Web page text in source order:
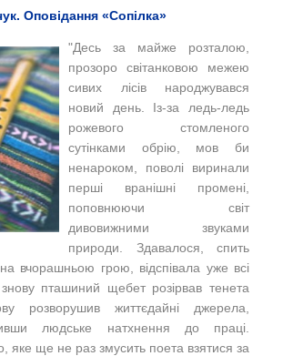
Оповідання «Сопілка»
"Десь за майже розталою,
прозоро світанковою межею
сивих лісів народжувався
новий день. Із-за ледь-ледь
рожевого стомленого
сутінками обрію, мов би
ненароком, поволі виринали
перші вранішні промені,
поповнюючи світ
дивовижними звуками
природи. Здавалося, спить
вчорашньою грою, відспівала уже всі
пташиний щебет розірвав тенета
розворушив життєдайні джерела,
людське натхнення до праці.
яке ще не раз змусить поета взятися за